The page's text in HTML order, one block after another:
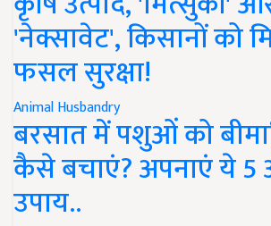
'नेक्सावेट', किसानों को
फसल सुरक्षा!
Animal Husbandry
बरसात में पशुओं को
कैसे बचाएं? अपनाएं ये
उपाय..